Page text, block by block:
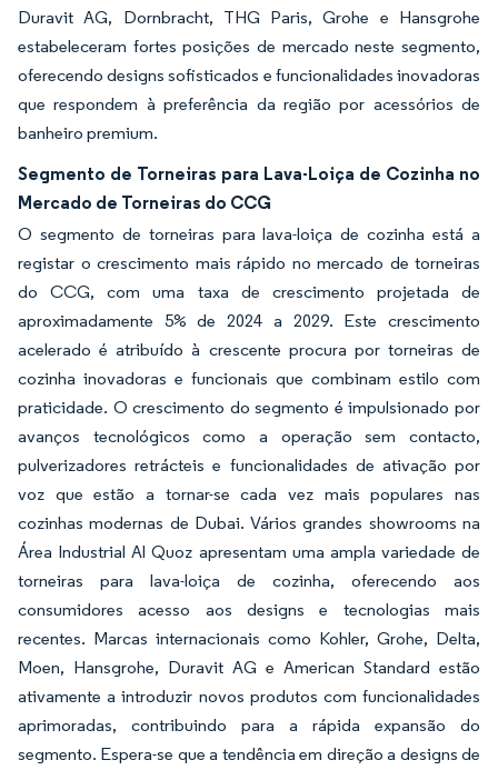
Duravit AG, Dornbracht, THG Paris, Grohe e Hansgrohe
estabeleceram fortes posições de mercado neste segmento,
oferecendo designs sofisticados e funcionalidades inovadoras
que respondem à preferência da região por acessórios de
banheiro premium.
Segmento de Torneiras para Lava-Loiça de Cozinha no
Mercado de Torneiras do CCG
O segmento de torneiras para lava-loiça de cozinha está a
registar o crescimento mais rápido no mercado de torneiras
do CCG, com uma taxa de crescimento projetada de
aproximadamente 5% de 2024 a 2029. Este crescimento
acelerado é atribuído à crescente procura por torneiras de
cozinha inovadoras e funcionais que combinam estilo com
praticidade. O crescimento do segmento é impulsionado por
avanços tecnológicos como a operação sem contacto,
pulverizadores retrácteis e funcionalidades de ativação por
voz que estão a tornar-se cada vez mais populares nas
cozinhas modernas de Dubai. Vários grandes showrooms na
Área Industrial Al Quoz apresentam uma ampla variedade de
torneiras para lava-loiça de cozinha, oferecendo aos
consumidores acesso aos designs e tecnologias mais
recentes. Marcas internacionais como Kohler, Grohe, Delta,
Moen, Hansgrohe, Duravit AG e American Standard estão
ativamente a introduzir novos produtos com funcionalidades
aprimoradas, contribuindo para a rápida expansão do
segmento. Espera-se que a tendência em direção a designs de